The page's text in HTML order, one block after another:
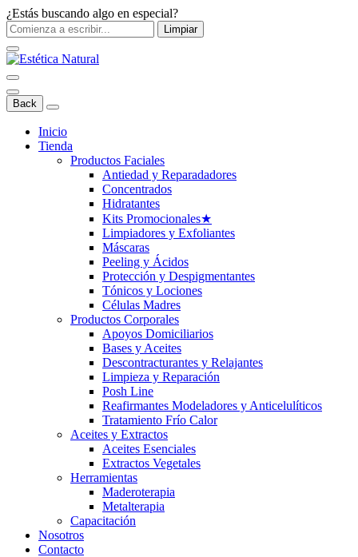
¿Estás buscando algo en especial?
Limpiar
Back
Inicio
Tienda
Productos Faciales
Antiedad y Reparadadores
Concentrados
Hidratantes
Kits Promocionales★
Limpiadores y Exfoliantes
Máscaras
Peeling y Ácidos
Protección y Despigmentantes
Tónicos y Lociones
Células Madres
Productos Corporales
Apoyos Domiciliarios
Bases y Aceites
Descontracturantes y Relajantes
Limpieza y Reparación
Posh Line
Reafirmantes Modeladores y Anticelulíticos
Tratamiento Frío Calor
Aceites y Extractos
Aceites Esenciales
Extractos Vegetales
Herramientas
Maderoterapia
Metalterapia
Capacitación
Nosotros
Contacto